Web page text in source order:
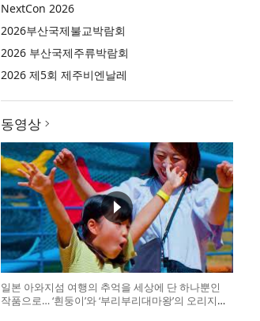
NextCon 2026
2026부산국제불교박람회
2026 부산국제주류박람회
2026 제5회 제주비엔날레
동영상
일본 아와지섬 여행의 추억을 세상에 단 하나뿐인
작품으로… ‘흰둥이’와 ‘부리부리대마왕’의 오리지널